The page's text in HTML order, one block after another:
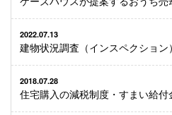
2022.07.13
建物状況調査（インスペクション）
2018.07.28
住宅購入の減税制度・すまい給付